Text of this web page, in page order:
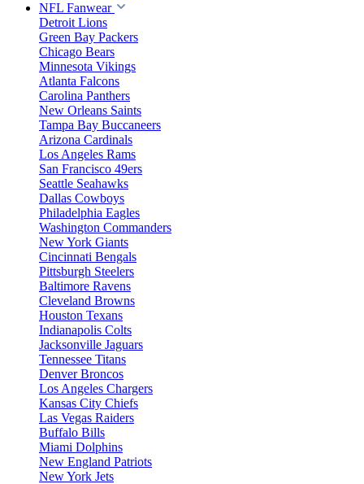
NFL Fanwear
Detroit Lions
Green Bay Packers
Chicago Bears
Minnesota Vikings
Atlanta Falcons
Carolina Panthers
New Orleans Saints
Tampa Bay Buccaneers
Arizona Cardinals
Los Angeles Rams
San Francisco 49ers
Seattle Seahawks
Dallas Cowboys
Philadelphia Eagles
Washington Commanders
New York Giants
Cincinnati Bengals
Pittsburgh Steelers
Baltimore Ravens
Cleveland Browns
Houston Texans
Indianapolis Colts
Jacksonville Jaguars
Tennessee Titans
Denver Broncos
Los Angeles Chargers
Kansas City Chiefs
Las Vegas Raiders
Buffalo Bills
Miami Dolphins
New England Patriots
New York Jets